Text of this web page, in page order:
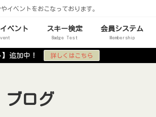
イベントをおこなっております。
ベント スキー検定
Badge Test
会員システム
Membership
】追加中！ 詳しくはこちら
ブログ